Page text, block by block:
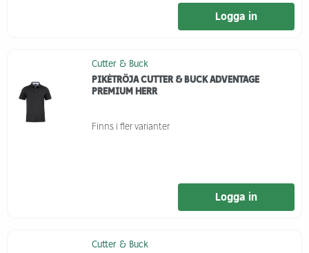
Logga in
Cutter & Buck
PIKÉTRÖJA CUTTER & BUCK ADVENTAGE
PREMIUM HERR
Finns i fler varianter
Logga in
Cutter & Buck